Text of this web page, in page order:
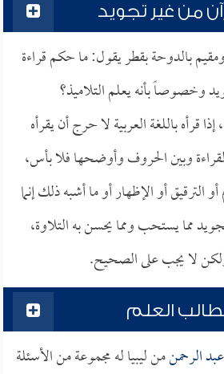
من غير تجويد
بالدوحة بقطر يقول: ما حكم قراءة
وخصوصاً بأنه يعلم التلاميذ؟
قرأه باللغة العربية لا حرج أن يقرأه
وبين الحروف وأوضحها فلا بأس،
الترقيق أو الإظهار أو ما أشبه ذلك إنما
مما يستحب ومما يحسن به التلاوة،
لا يجب على الصحيح.
العلم
الرحمنمن ليبيا له مجموعة من الأسئلة